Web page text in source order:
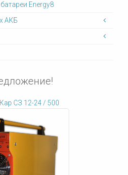
Energy8
АКБ
СЗ 12-24 / 500